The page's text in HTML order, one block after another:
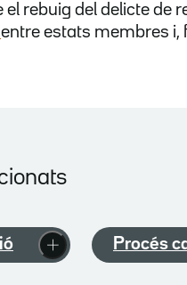
rebuig del delicte de
entre estats membres i,
Procés